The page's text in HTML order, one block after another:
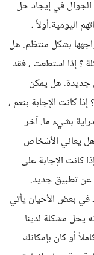
الجوال في إيجاد حل
اليومية.أولاً ،
بشكل منتظم. هل
؟ إذا استطعت ، فقد
جديدة. هل يمكن
كانت الإجابة بنعم ،
بشيء ما. آخر
يعاني الأشخاص
كانت الإجابة على
عن تطبيق جديد.
بعض الأحيان يأتي
يحل مشكلة لدينا
أو كان بإمكانك